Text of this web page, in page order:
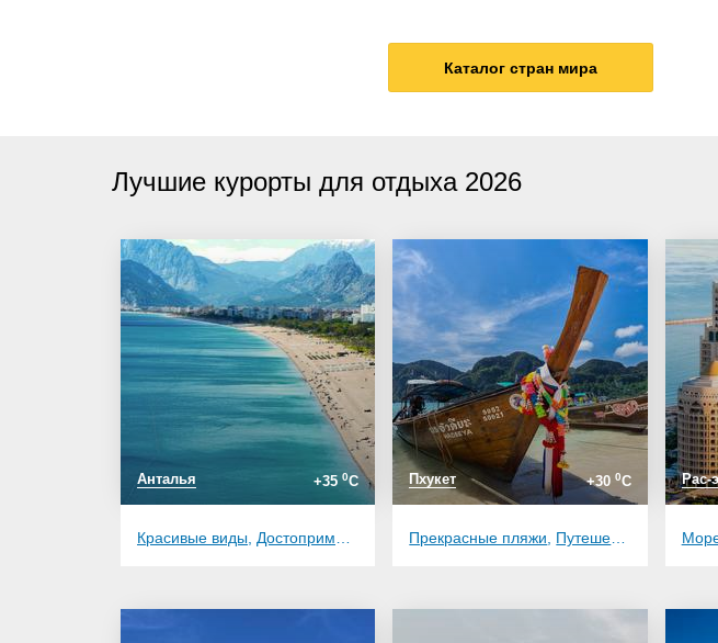
Каталог стран мира
Лучшие курорты для отдыха 2026
Анталья +350C
Красивые виды Достопримечательности ,Вкусная еда
Пхукет +30 0C
Прекрасные пляжи Путешествие с друзьями
Рас-